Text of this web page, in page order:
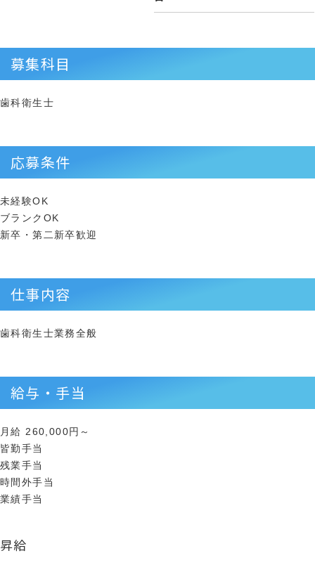
募集科目
歯科衛生士
応募条件
未経験OK
ブランクOK
新卒・第二新卒歓迎
仕事内容
歯科衛生士業務全般
給与・手当
月給 260,000円～
皆勤手当
残業手当
時間外手当
業績手当
昇給